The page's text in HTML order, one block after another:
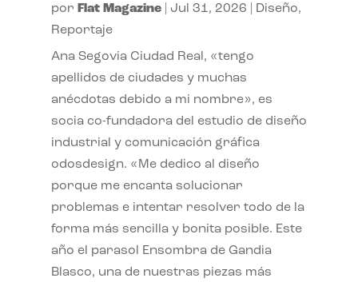
por Flat Magazine| Jul 31, 2026 Diseño,
Reportaje
Ana Segovia Ciudad Real, «tengo
apellidos de ciudades y muchas
anécdotas debido a mi nombre», es
socia co-fundadora del estudio de diseño
industrial y comunicación gráfica
odosdesign. «Me dedico al diseño
porque me encanta solucionar
problemas e intentar resolver todo de la
forma más sencilla y bonita posible. Este
año el parasol Ensombra de Gandia
Blasco, una de nuestras piezas más